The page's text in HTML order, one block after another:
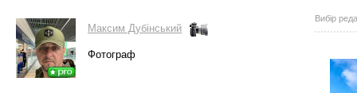
Максим Дубінський
Фотограф
Вибір